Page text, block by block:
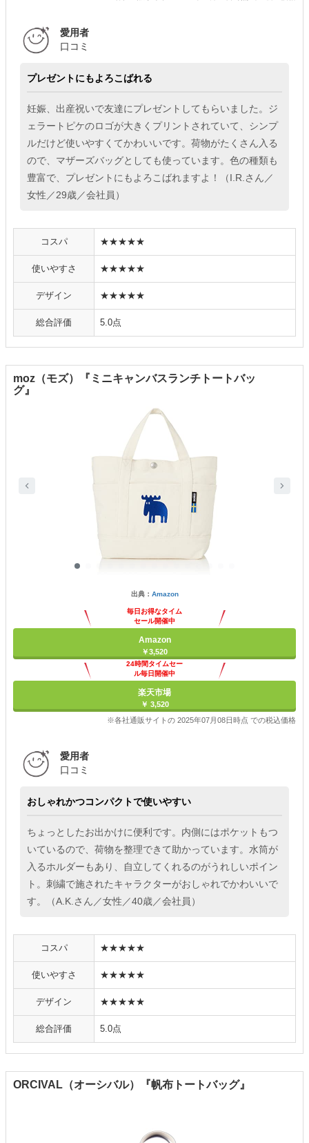
愛用者
口コミ
プレゼントにもよろこばれる
妊娠、出産祝いで友達にプレゼントしてもらいました。ジ
ェラートピケのロゴが大きくプリントされていて、シンプ
ルだけど使いやすくてかわいいです。荷物がたくさん入る
ので、マザーズバッグとしても使っています。色の種類も
豊富で、プレゼントにもよろこばれますよ！（I.R.さん／
女性／29歳／会社員）
コスパ ★★★★★
使いやすさ ★★★★★
デザイン ★★★★★
総合評価 5.0点
moz（モズ）『ミニキャンバスランチトートバッ
グ』
出典： Amazon
毎日お得なタイム
セール開催中
Amazon
￥3,520
24時間タイムセー
ル毎日開催中
楽天市場
￥ 3,520
※各社通販サイトの 2025年07月08日時点 での税込価格
愛用者
口コミ
おしゃれかつコンパクトで使いやすい
ちょっとしたお出かけに便利です。内側にはポケットもつ
いているので、荷物を整理できて助かっています。水筒が
入るホルダーもあり、自立してくれるのがうれしいポイン
ト。刺繍で施されたキャラクターがおしゃれでかわいいで
す。（A.K.さん／女性／40歳／会社員）
コスパ ★★★★★
使いやすさ ★★★★★
デザイン ★★★★★
総合評価 5.0点
ORCIVAL（オーシバル）『帆布トートバッグ』